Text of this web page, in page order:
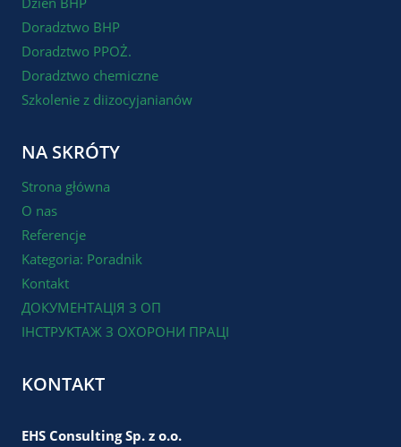
Doradztwo BHP
Doradztwo PPOŻ.
Doradztwo chemiczne
Szkolenie z diizocyjanianów
NA SKRÓTY
Strona główna
O nas
Referencje
Kategoria: Poradnik
Kontakt
ДОКУМЕНТАЦІЯ З ОП
ІНСТРУКТАЖ З ОХОРОНИ ПРАЦІ
KONTAKT
EHS Consulting Sp. z o.o.